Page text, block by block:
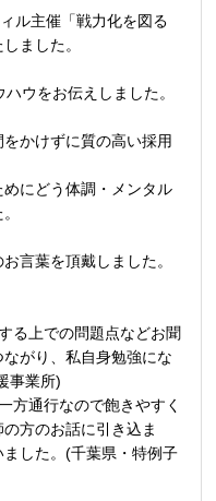
ル主催「戦力化を図る
ました。
ウをお伝えしました。
かけずに質の高い採用
にどう体調・メンタル
言葉を頂戴しました。
る上での問題点などお聞
がり、私自身勉強にな
事業所)
方通行なので飽きやすく
方のお話に引き込ま
した。(千葉県・特例子